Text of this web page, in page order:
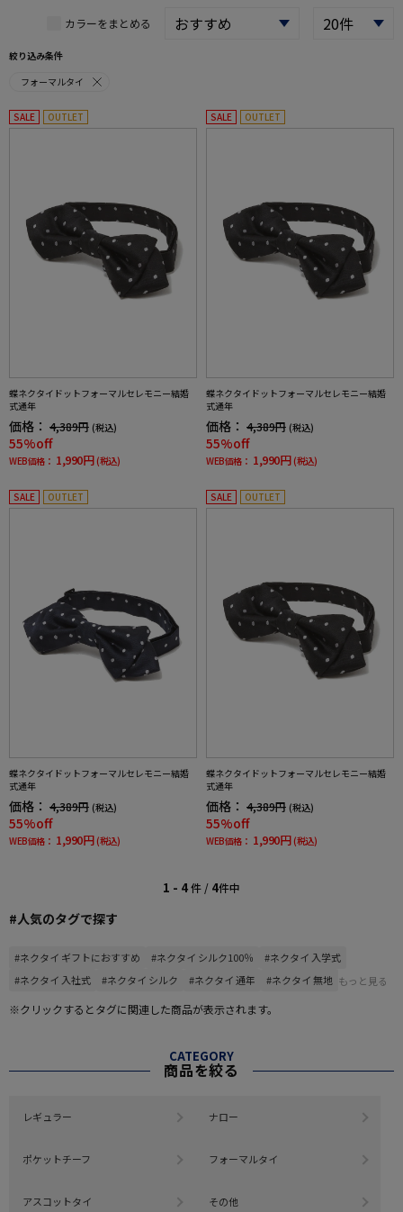
カラーをまとめる
絞り込み条件
フォーマルタイ
SALE OUTLET
蝶ネクタイドットフォーマルセレモニー結婚
式通年
価格： 4,389円 (税込)
55%off
WEB価格： 1,990円 (税込)
SALE OUTLET
蝶ネクタイドットフォーマルセレモニー結婚
式通年
価格： 4,389円 (税込)
55%off
WEB価格： 1,990円 (税込)
SALE OUTLET
蝶ネクタイドットフォーマルセレモニー結婚
式通年
価格： 4,389円 (税込)
55%off
WEB価格： 1,990円 (税込)
SALE OUTLET
蝶ネクタイドットフォーマルセレモニー結婚
式通年
価格： 4,389円 (税込)
55%off
WEB価格： 1,990円 (税込)
1 - 4件 / 4件中
#人気のタグで探す
#ネクタイ ギフトにおすすめ #ネクタイ シルク100％
#ネクタイ 入学式
#ネクタイ 入社式
#ネクタイ シルク #ネクタイ 通年 #ネクタイ 無地 もっと見る
※クリックするとタグに関連した商品が表示されます。
CATEGORY
商品を絞る
レギュラー ナロー
ポケットチーフ フォーマルタイ
アスコットタイ その他